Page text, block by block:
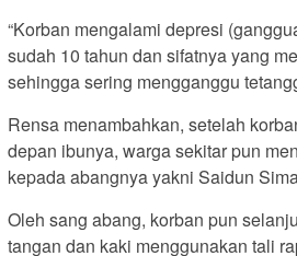
“Korban mengalami depresi
sudah 10 tahun dan sifatnya yang
sehingga sering mengganggu
Rensa menambahkan, setelah
depan ibunya, warga sekitar pun
kepada abangnya yakni Saidun
Oleh sang abang, korban pun
tangan dan kaki menggunakan tali